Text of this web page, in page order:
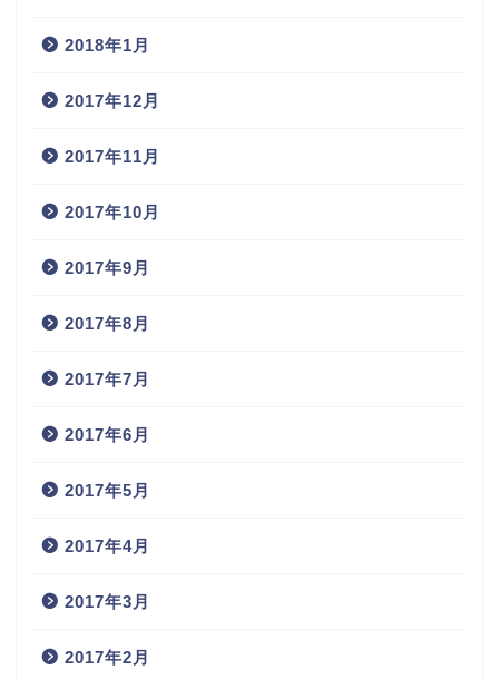
2018年1月
2017年12月
2017年11月
2017年10月
2017年9月
2017年8月
2017年7月
2017年6月
2017年5月
2017年4月
2017年3月
2017年2月